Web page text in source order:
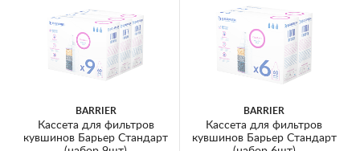
BARRIER
Кассета для фильтров
кувшинов Барьер Стандарт
BARRIER
Кассета для фильтров
кувшинов Барьер Стандарт